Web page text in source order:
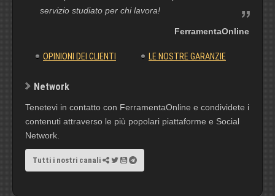
servizio studiato per chi lavora!
FerramentaOnline
OPINIONI DEI CLIENTI LE NOSTRE GARANZIE
Network
Tenetevi in contatto con FerramentaOnline e condividete i
contenuti attraverso le più popolari piattaforme e Social
Network.
Tutti i nostri canali